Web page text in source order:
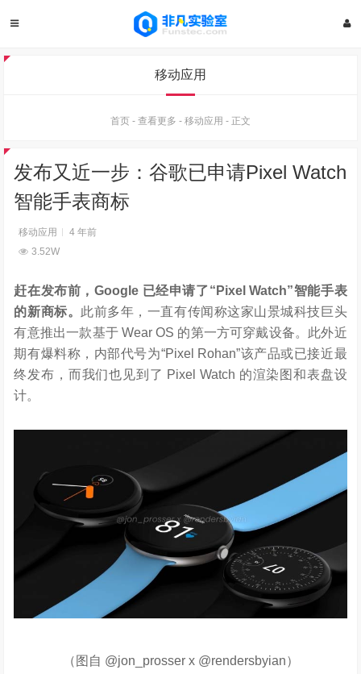
移动应用
首页 - 查看更多 - 移动应用 - 正文
发布又近一步：谷歌已申请Pixel Watch
智能手表商标
移动应用
4 年前
3.52W
赶在发布前，Google 已经申请了“Pixel Watch”智能手表
的新商标。 此前多年，一直有传闻称这家山景城科技巨头
有意推出一款基于 Wear OS 的第一方可穿戴设备。此外近
期有爆料称，内部代号为“Pixel Rohan”该产品或已接近最
终发布，而我们也见到了 Pixel Watch 的渲染图和表盘设
计。
（图自 @jon_prosser x @rendersbyian）